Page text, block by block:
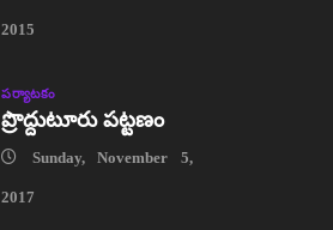
2015
పర్యాటకం
ప్రొద్దుటూరు పట్టణం
Sunday, November 5,
2017